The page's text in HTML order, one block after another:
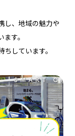
、 地域の魅力や
す。
しています。